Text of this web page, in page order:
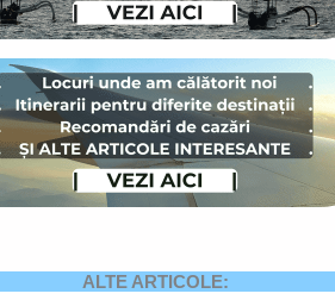
ALTE ARTICOLE: